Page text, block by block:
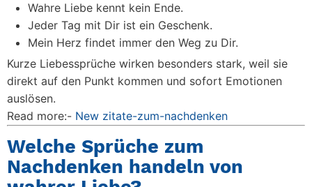
Wahre Liebe kennt kein Ende.
Jeder Tag mit Dir ist ein Geschenk.
Mein Herz findet immer den Weg zu Dir.
Kurze Liebessprüche wirken besonders stark, weil sie
direkt auf den Punkt kommen und sofort Emotionen
auslösen.
Read more:- New zitate-zum-nachdenken
Welche Sprüche zum
Nachdenken handeln von